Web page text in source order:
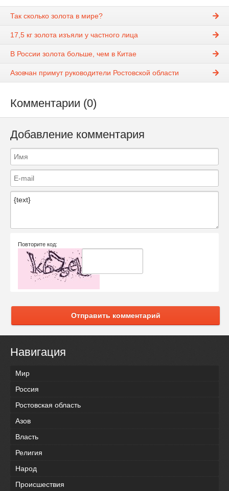
Так сколько золота в мире?
17,5 кг золота изъяли у частного лица
В России золота больше, чем в Китае
Азовчан примут руководители Ростовской области
Комментарии (0)
Добавление комментария
Повторите код:
Отправить комментарий
Навигация
Мир
Россия
Ростовская область
Азов
Власть
Религия
Народ
Происшествия